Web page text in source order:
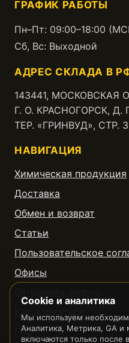
ГРАФИК РАБОТЫ
Пн–Пт: 09:00–18:00
Сб, Вс: Выходной
АДРЕС СКЛАДА В
143441, МОСКОВСКАЯ
Г. О. КРАСНОГОРСК, Д.
ТЕР. «ГРИНВУД», СТР.
НАВИГАЦИЯ
Химическая продукция
Доставка
Обмен и возврат
Статьи
Пользовательское
Офисы
Как добраться
FAQ
Cookie и аналитика
Мы используем
Аналитика, Метрика, GA и
включаются только после